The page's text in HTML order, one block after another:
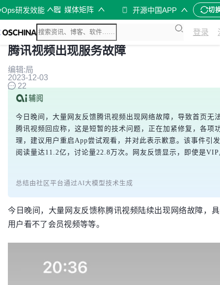
研发效能 媒体矩阵 开源中国APP 切
登录
腾讯视频出现服务故障
编辑:局
2023-12-03
22
今日晚间，大量网友反馈腾讯视频出现网络故障，导致首页无
腾讯视频回应称，这是短暂的技术问题，正在加紧修复，各项
理，建议用户重启App尝试观看，并对此表示歉意。该事件引
阅读量达11.2亿，讨论量22.8万次。网友反馈显示，即使是
总结由社区平台通过AI大模型技术生成
今日晚间，大量网友反馈称腾讯视频陆续出现网络故障，
用户看不了会员视频等等。